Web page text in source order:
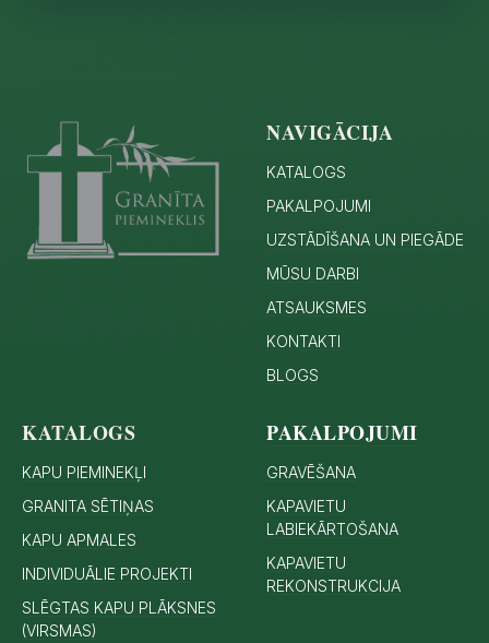
NAVIGĀCIJA
KATALOGS
PAKALPOJUMI
UZSTĀDĪŠANA UN PIEGĀDE
MŪSU DARBI
ATSAUKSMES
KONTAKTI
BLOGS
KATALOGS
KAPU PIEMINEKĻI
GRANITA SĒTIŅAS
KAPU APMALES
INDIVIDUĀLIE PROJEKTI
SLĒGTAS KAPU PLĀKSNES
(VIRSMAS)
PAKALPOJUMI
GRAVĒŠANA
KAPAVIETU
LABIEKĀRTOŠANA
KAPAVIETU
REKONSTRUKCIJA